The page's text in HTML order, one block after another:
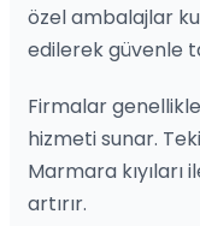
özel ambalajlar
edilerek güvenle
Firmalar
hizmeti sunar.
Marmara kıyıları
artırır.